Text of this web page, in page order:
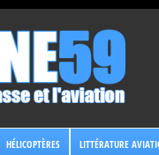
HÉLICOPTÈRES LITTÉRATURE